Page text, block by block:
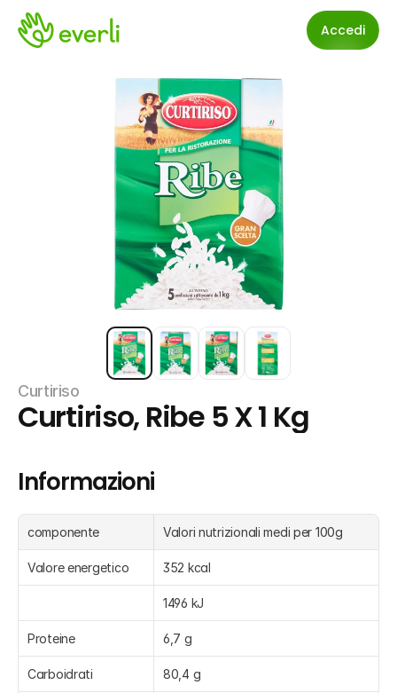
Accedi
Curtiriso
Curtiriso, Ribe 5 X 1 Kg
Informazioni
componente Valori nutrizionali medi per 100g
Valore energetico 352 kcal
1496 kJ
Proteine 6,7 g
Carboidrati 80,4 g